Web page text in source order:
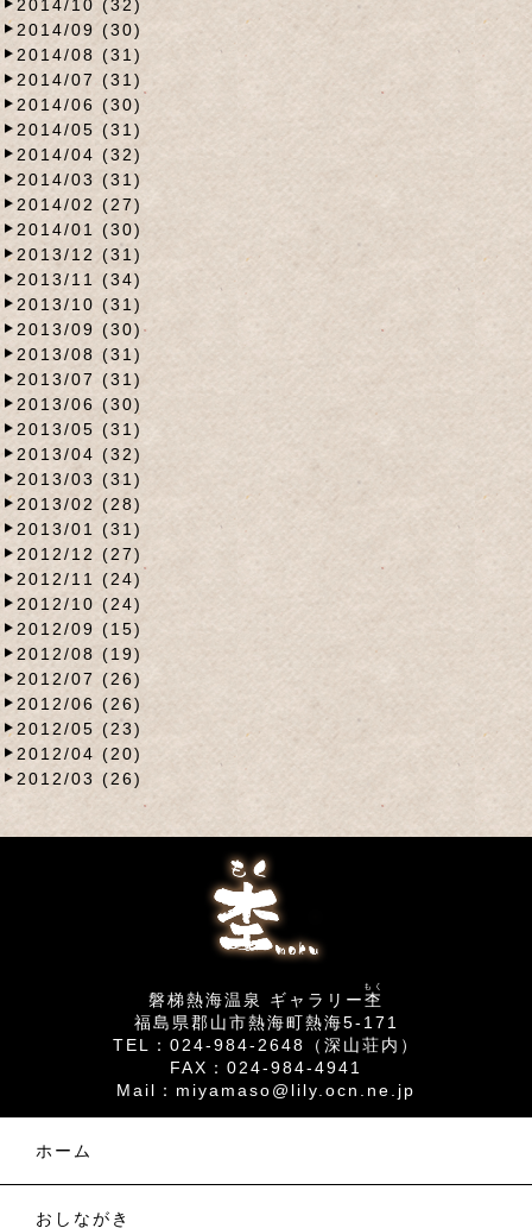
2014/10 (32)
2014/09 (30)
2014/08 (31)
2014/07 (31)
2014/06 (30)
2014/05 (31)
2014/04 (32)
2014/03 (31)
2014/02 (27)
2014/01 (30)
2013/12 (31)
2013/11 (34)
2013/10 (31)
2013/09 (30)
2013/08 (31)
2013/07 (31)
2013/06 (30)
2013/05 (31)
2013/04 (32)
2013/03 (31)
2013/02 (28)
2013/01 (31)
2012/12 (27)
2012/11 (24)
2012/10 (24)
2012/09 (15)
2012/08 (19)
2012/07 (26)
2012/06 (26)
2012/05 (23)
2012/04 (20)
2012/03 (26)
磐梯熱海温泉 ギャラリー杢
もく
福島県郡山市熱海町熱海5-171
TEL：024-984-2648（深山荘内）
FAX：024-984-4941
Mail： miyamaso@lily.ocn.ne.jp
ホーム
おしながき